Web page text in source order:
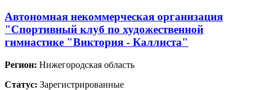
Автономная некоммерческая организация
"Спортивный клуб по художественной
гимнастике "Виктория - Каллиста"
Регион: Нижегородская область
Статус: Зарегистрированные